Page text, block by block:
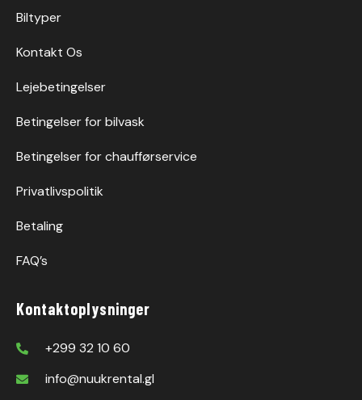
Biltyper
Kontakt Os
Lejebetingelser
Betingelser for bilvask
Betingelser for chaufførservice
Privatlivspolitik
Betaling
FAQ’s
Kontaktoplysninger
+299 32 10 60
info@nuukrental.gl